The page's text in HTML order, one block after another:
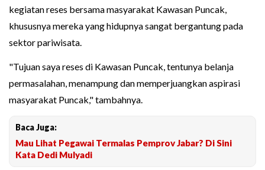
kegiatan reses bersama masyarakat Kawasan Puncak,
khususnya mereka yang hidupnya sangat bergantung pada
sektor pariwisata.
"Tujuan saya reses di Kawasan Puncak, tentunya belanja
permasalahan, menampung dan memperjuangkan aspirasi
masyarakat Puncak," tambahnya.
Baca Juga:
Mau Lihat Pegawai Termalas Pemprov Jabar? Di Sini
Kata Dedi Mulyadi